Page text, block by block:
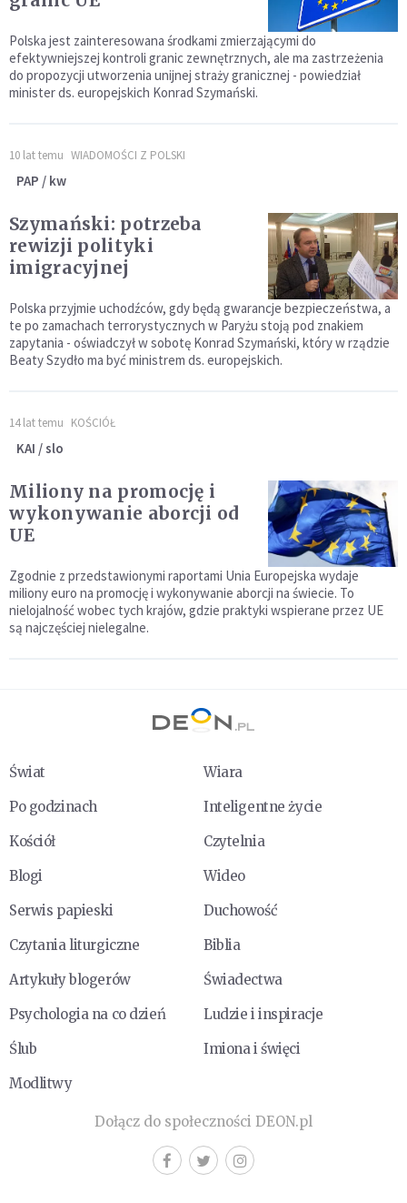
Polska jest zainteresowana środkami zmierzającymi do
efektywniejszej kontroli granic zewnętrznych, ale ma zastrzeżenia
do propozycji utworzenia unijnej straży granicznej - powiedział
minister ds. europejskich Konrad Szymański.
10 lat temu WIADOMOŚCI Z POLSKI
PAP / kw
Szymański: potrzeba
rewizji polityki
imigracyjnej
Polska przyjmie uchodźców, gdy będą gwarancje bezpieczeństwa, a
te po zamachach terrorystycznych w Paryżu stoją pod znakiem
zapytania - oświadczył w sobotę Konrad Szymański, który w rządzie
Beaty Szydło ma być ministrem ds. europejskich.
14 lat temu KOŚCIÓŁ
KAI / slo
Miliony na promocję i
wykonywanie aborcji od
UE
Zgodnie z przedstawionymi raportami Unia Europejska wydaje
miliony euro na promocję i wykonywanie aborcji na świecie. To
nielojalność wobec tych krajów, gdzie praktyki wspierane przez UE
są najczęściej nielegalne.
Świat
Wiara
Po godzinach
Inteligentne życie
Kościół
Czytelnia
Blogi
Wideo
Serwis papieski
Duchowość
Czytania liturgiczne
Biblia
Artykuły blogerów
Świadectwa
Psychologia na co dzień
Ludzie i inspiracje
Ślub
Imiona i święci
Modlitwy
Dołącz do społeczności DEON.pl